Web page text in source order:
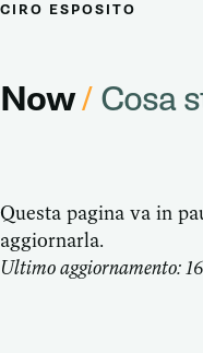
CIRO ESPOSITO
Now/ Cosa
Questa pagina va in
aggiornarla.
Ultimo aggiornamento: